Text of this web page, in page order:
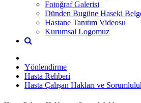
Fotoğraf Galerisi
Dünden Bugüne Haseki
Hastane Tanıtım Videosu
Kurumsal Logomuz
Yönlendirme
Hasta Rehberi
Hasta Çalışan Hakları ve